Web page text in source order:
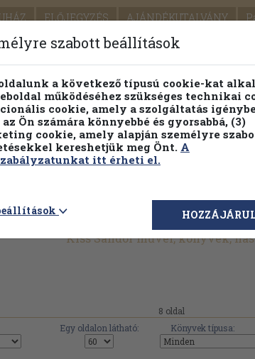
ELŐJEGYZÉS AJÁNDÉKUTALVÁNY
PILLANATNYI ÁRAINK FENNTARTHATÓ
Részletes kereső Témaköri fa
Kiss Sándor művei, könyvek,
8 oldal
Egy oldalon látható: Könyvek típusa:
szabott beállítások
a következő típusú cookie-kat
működéséhez szükséges technikai
cookie, amely a szolgáltatás
Ön számára könnyebbé és gyorsabbá, (3)
cookie, amely alapján személyre
kereshetjük meg Önt. A
itt érheti el.